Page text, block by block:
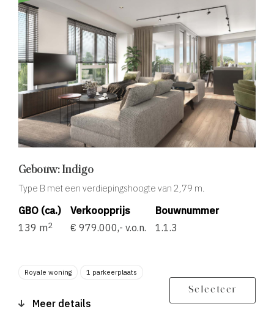
Gebouw: Indigo
Type B met een verdiepingshoogte van 2,79 m.
GBO (ca.)
139 m2
Verkoopprijs
€ 979.000,- v.o.n.
Bouwnummer
1.1.3
Royale woning 1 parkeerplaats
Meer details
Selecteer